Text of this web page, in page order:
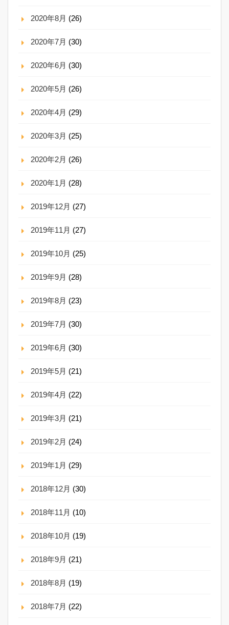
2020年8月 (26)
2020年7月 (30)
2020年6月 (30)
2020年5月 (26)
2020年4月 (29)
2020年3月 (25)
2020年2月 (26)
2020年1月 (28)
2019年12月 (27)
2019年11月 (27)
2019年10月 (25)
2019年9月 (28)
2019年8月 (23)
2019年7月 (30)
2019年6月 (30)
2019年5月 (21)
2019年4月 (22)
2019年3月 (21)
2019年2月 (24)
2019年1月 (29)
2018年12月 (30)
2018年11月 (10)
2018年10月 (19)
2018年9月 (21)
2018年8月 (19)
2018年7月 (22)